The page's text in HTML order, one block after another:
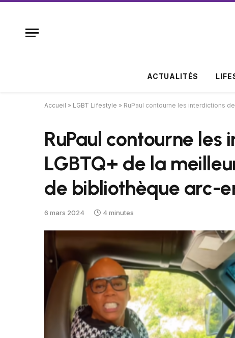
ACTUALITÉS
Accueil » LGBT Lifestyle » RuPaul contourne les interdictions
RuPaul contourne
LGBTQ+ de la
de bibliothèque arc-
6 mars 2024 4 minutes